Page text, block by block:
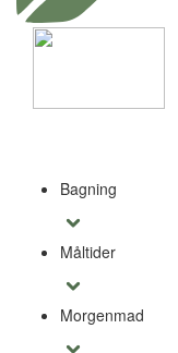
Bagning
Måltider
Morgenmad